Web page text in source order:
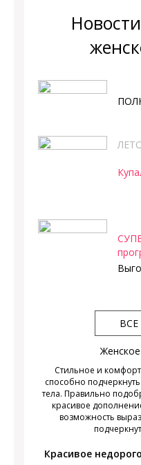
Стильное и
способно
тела. Правильно
красивое
возможность
Красивое